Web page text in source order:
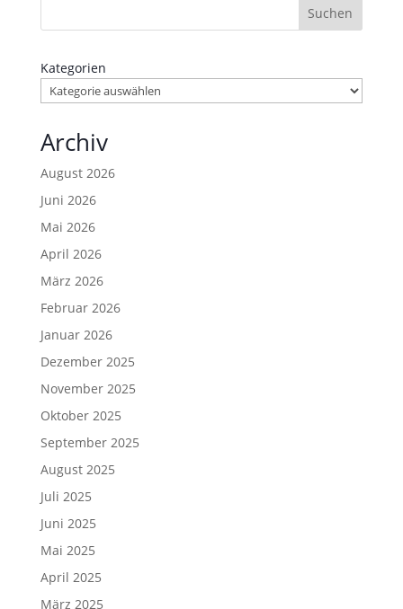
Suchen
Kategorien
Archiv
August 2026
Juni 2026
Mai 2026
April 2026
März 2026
Februar 2026
Januar 2026
Dezember 2025
November 2025
Oktober 2025
September 2025
August 2025
Juli 2025
Juni 2025
Mai 2025
April 2025
März 2025